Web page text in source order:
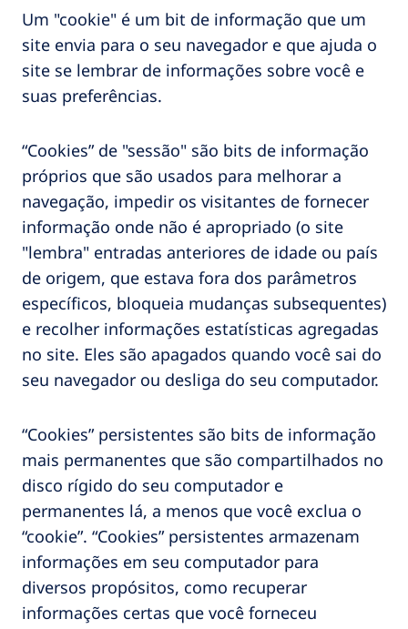
Um "cookie" é um bit de informação que um
site envia para o seu navegador e que ajuda o
site se lembrar de informações sobre você e
suas preferências.
“Cookies” de "sessão" são bits de informação
próprios que são usados ​​para melhorar a
navegação, impedir os visitantes de fornecer
informação onde não é apropriado (o site
"lembra" entradas anteriores de idade ou país
de origem, que estava fora dos parâmetros
específicos, bloqueia mudanças subsequentes)
e recolher informações estatísticas agregadas
no site. Eles são apagados quando você sai do
seu navegador ou desliga do seu computador.
“Cookies” persistentes são bits de informação
mais permanentes que são compartilhados no
disco rígido do seu computador e
permanentes lá, a menos que você exclua o
“cookie”. “Cookies” persistentes armazenam
informações em seu computador para
diversos propósitos, como recuperar
informações certas que você forneceu